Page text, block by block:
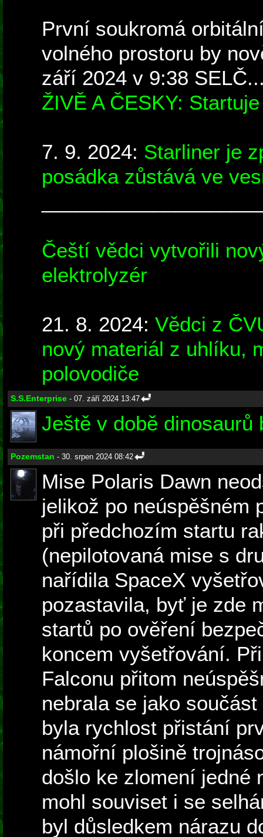
První soukromá
volného prostoru by
září 2024 v 9:38
ŽIVĚ A ČESKY:
7. 9. 2024: Starliner je
posádka zůstává ve
Čeští vědci vytvořili
elektrolyzér
21. 8. 2024: Vědci z
nový materiál z uhlíku,
polovodiče
S.S.Enterprise - 07. září 2024 13:47
Ještě v době
Pozemstan - 30. srpen 2024 08:42
Mise Polaris Dawn
jelikož po neúspěšném
při předchozím startu
(nepilotovaná mise s
nařídila SpaceX
pozastavila, byť je zde
startů po ověření
koncem vyšetřování.
Falconu přitom
nebrala se jako
byla rychlost přistání
námořní plošině
došlo ke zlomení jedné
mohl souviset i se
byl důsledkem nárazu